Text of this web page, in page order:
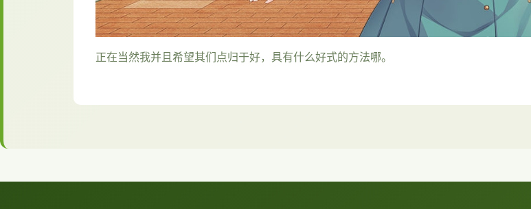
正在当然我并且希望其们点归于好，具有什么好式的方法哪。